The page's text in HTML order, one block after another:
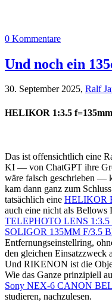
0 Kommentare
Und noch ein
30. September 2025, Ralf
HELIKOR 1:3.5 f=135mm
Das ist offensichtlich eine
KI — von ChatGPT ihre
wäre falsch geschrieben —
kam dann ganz zum
tatsächlich eine HELIKOR
auch eine nicht als Bellows
TELEPHOTO LENS 1:3.5
SOLIGOR 135MM F/3.5
Entfernungseinstellring,
den gleichen
Und RIKENON ist die
Wie das Ganze prinzipiell
Sony NEX-6 CANON
studieren, nachzulesen.